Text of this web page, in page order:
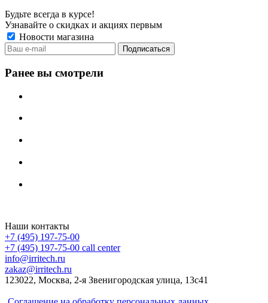
Будьте всегда в курсе!
Узнавайте о скидках и акциях первым
Новости магазина
Ранее вы смотрели
Наши контакты
+7 (495) 197-75-00
+7 (495) 197-75-00 call center
info@irritech.ru
zakaz@irritech.ru
123022, Москва, 2-я Звенигородская улица, 13с41